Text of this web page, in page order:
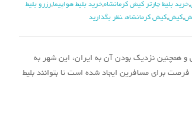
,خرید بلیط چارتر کیش کرمانشاه,خرید بلیط هواپیما,رزرو بلیط
,کیش,کیش کرمانشاه نظر بگذارید
و همچنین نزدیک بودن آن به ایران، این شهر به
برای مسافرین ایجاد شده است تا بتوانند بلیط